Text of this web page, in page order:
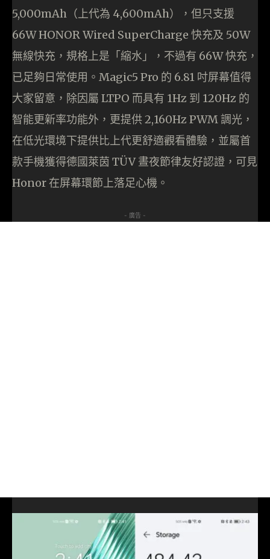
5,000mAh（上代為 4,600mAh），但只支援
66W HONOR Wired SuperCharge 快充及 50W
無線快充，規格上是「縮水」，不過有 66W 快充，
已足夠日常使用。Magic5 Pro 的 6.81 吋屏幕值得
大家留意，除因屬 LTPO 而具有 1Hz 到 120Hz 的
智能更新率功能外，更提供 2,160Hz PWM 調光，
在低光環境下提供比上代更舒適觀看體驗，並屬首
款手機獲得德國萊茵 TÜV 晝夜節律友好認證，可見
Honor 在屏幕環節上落足心機。
- 廣告 -